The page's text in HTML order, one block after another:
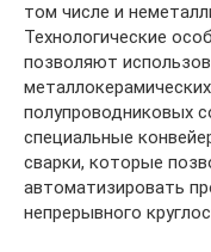
том числе и
Технологические
позволяют
полупроводниковых
специальные
сварки, которые
автоматизировать
непрерывного